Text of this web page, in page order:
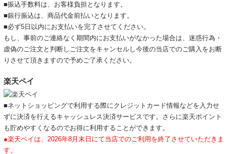
■振込手数料は、お客様負担となります。
■銀行振込は、商品代金前払いとなります。
■必ず5日以内にお支払いを完了させてください。
もし、事前のご連絡なく期間内にお支払いがなかった場合は、迷惑行為・
虚偽のご注文と判断しご注文をキャンセルし今後の当店でのご購入をお断
りさせて頂きますので予めご了承ください。
楽天ペイ
■ネットショッピングで利用する際にクレジットカード情報などを入力せ
ずに決済を行えるキャッシュレス決済サービスです。さらに楽天ポイント
も貯めやすくなるのでお得に利用することができます。
●楽天ペイは、2026年8月末日にて当店でのご利用を終了させていただきま
す。